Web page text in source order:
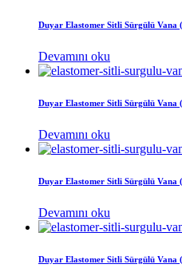
Duyar Elastomer Sitli Sürgülü Vana
Devamını oku
Duyar Elastomer Sitli Sürgülü Vana
Devamını oku
Duyar Elastomer Sitli Sürgülü Vana
Devamını oku
Duyar Elastomer Sitli Sürgülü Vana